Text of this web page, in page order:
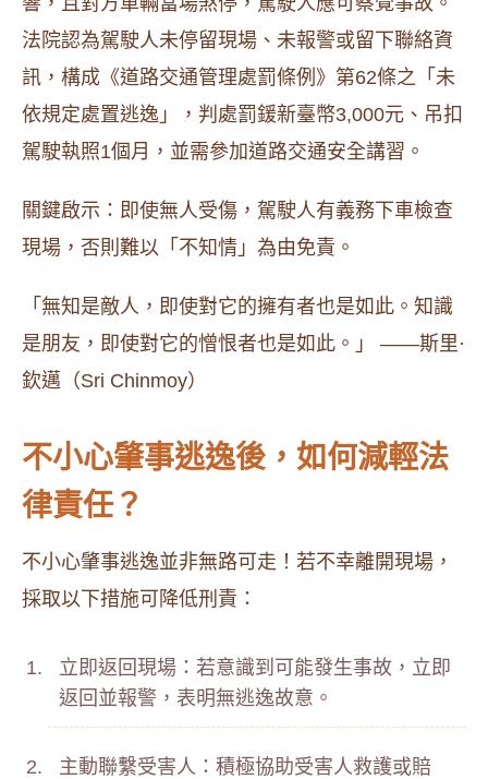
法院認為駕駛人未停留現場、未報警或留下聯絡資
訊，構成《道路交通管理處罰條例》第62條之「未
依規定處置逃逸」，判處罰鍰新臺幣3,000元、吊扣
駕駛執照1個月，並需參加道路交通安全講習。
關鍵啟示：即使無人受傷，駕駛人有義務下車檢查
現場，否則難以「不知情」為由免責。
「無知是敵人，即使對它的擁有者也是如此。知識
是朋友，即使對它的憎恨者也是如此。」 ——斯里·
欽邁（Sri Chinmoy）
不小心肇事逃逸後，如何減輕法
律責任？
不小心肇事逃逸並非無路可走！若不幸離開現場，
採取以下措施可降低刑責：
立即返回現場：若意識到可能發生事故，立即
返回並報警，表明無逃逸故意。
主動聯繫受害人：積極協助受害人救護或賠